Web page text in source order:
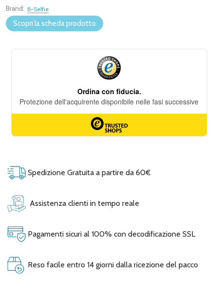
Brand: B-Selfie
Scopri la scheda prodotto
Spedizione Gratuita a partire da 60€
Assistenza clienti in tempo reale
Pagamenti sicuri al 100% con decodificazione SSL
Reso facile entro 14 giorni dalla ricezione del pacco